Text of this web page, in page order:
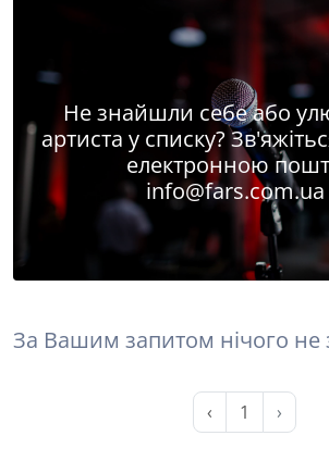
Не знайшли себе або
артиста у списку?
електронною
info@fars.com.ua
За Вашим запитом нічого не
‹ 1 ›